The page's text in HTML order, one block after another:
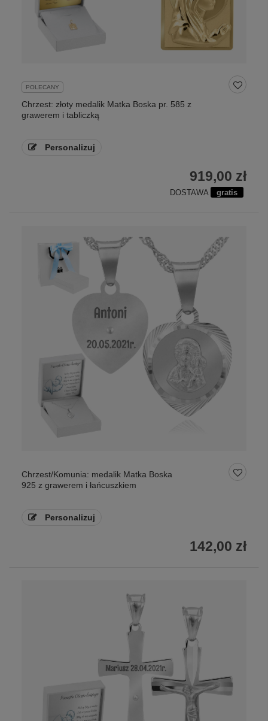
POLECANY
Chrzest: złoty medalik Matka Boska pr. 585 z
grawerem i tabliczką
Personalizuj
919,00 zł
DOSTAWA gratis
Chrzest/Komunia: medalik Matka Boska
925 z grawerem i łańcuszkiem
Personalizuj
142,00 zł